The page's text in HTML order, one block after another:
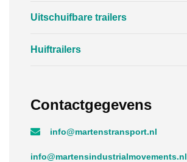
Uitschuifbare trailers
Huiftrailers
Contactgegevens
info@martenstransport.nl
info@martensindustrialmovements.nl